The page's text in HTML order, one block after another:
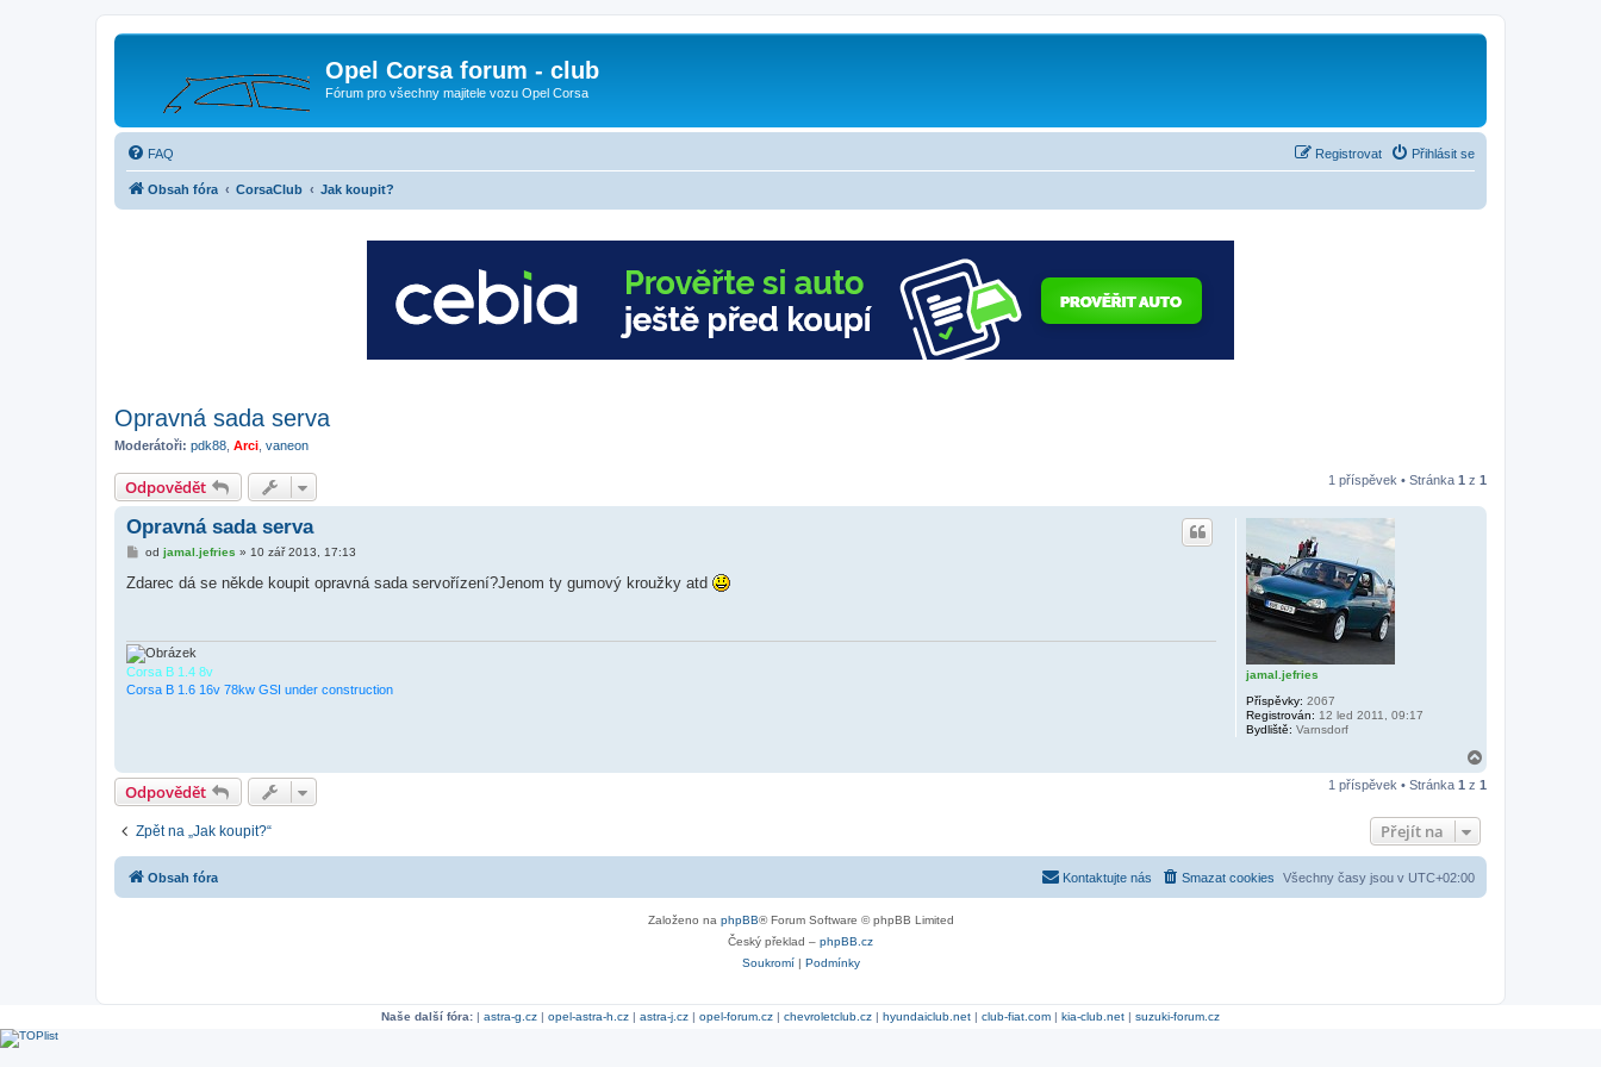
Opel Corsa forum - club
Fórum pro všechny majitele vozu Opel Corsa
FAQ Přihlásit se
Registrovat
Obsah fóra CorsaClub Jak koupit?
Opravná sada serva
Moderátoři: pdk88 Arci vaneon
Odpovědět 1 příspěvek • Stránka 1 z 1
jamal.jefries
Příspěvky: 2067
Registrován: 12 led 2011, 09:17
Bydliště: Varnsdorf
Opravná sada serva
P
í
e
k
od jamal.jefries » 10 zář 2013, 17:13
Zdarec dá se někde koupit opravná sada servořízení?Jenom ty gumový kroužky atd
Corsa B 1.4 8v
Corsa B 1.6 16v 78kw GSI under construction
h
Odpovědět 1 příspěvek • Stránka 1 z 1
Zpět na „Jak koupit?“ Přejít na
Obsah fóra Všechny časy jsou v UTC+02:00
Smazat cookies
Kontaktujte nás
Založeno na phpBB® Forum Software © phpBB Limited
Český překlad – phpBB.cz
Soukromí| Podmínky
Naše další fóra: | astra-g.cz | opel-astra-h.cz | astra-j.cz | opel-forum.cz | chevroletclub.cz | hyundaiclub.net | club-fiat.com | kia-club.net | suzuki-forum.cz